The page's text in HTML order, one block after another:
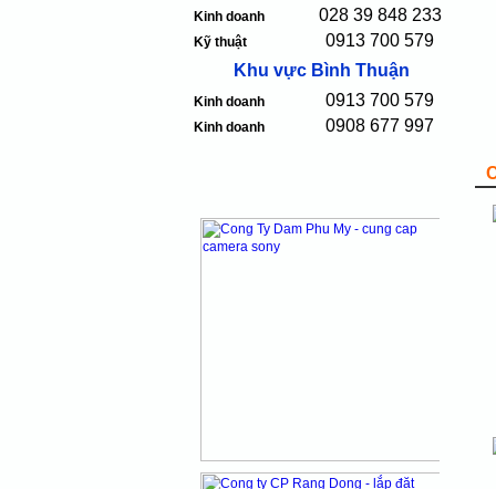
Kinh doanh 028 39 848 233
Kỹ thuật
0913 700 579
Khu vực Bình Thuận
Kinh doanh 0913 700 579
Kinh doanh 0908 677 997